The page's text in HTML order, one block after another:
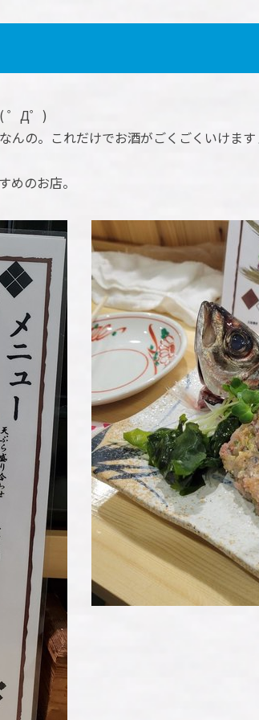
゜Д゜)
んの。これだけでお酒がごくごくいけま
めのお店。